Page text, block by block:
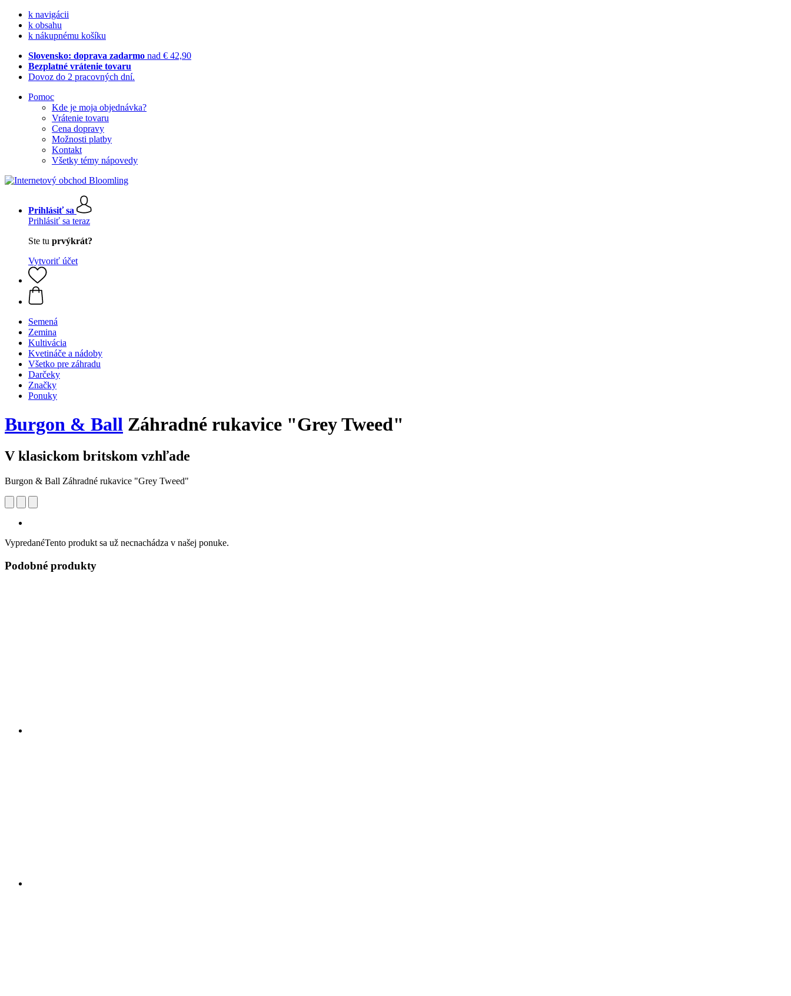
k navigácii
k obsahu
k nákupnému košíku
Slovensko: doprava zadarmo nad € 42,90
Bezplatné vrátenie tovaru
Dovoz do 2 pracovných dní.
Pomoc
Kde je moja objednávka?
Vrátenie tovaru
Cena dopravy
Možnosti platby
Kontakt
Všetky témy nápovedy
Prihlásiť sa
Prihlásiť sa teraz
Ste tu prvýkrát?
Vytvoriť účet
Semená
Zemina
Kultivácia
Kvetináče a nádoby
Všetko pre záhradu
Darčeky
Značky
Ponuky
Burgon & Ball Záhradné rukavice "Grey Tweed"
V klasickom britskom vzhľade
Burgon & Ball Záhradné rukavice "Grey Tweed"
VypredanéTento produkt sa už necnachádza v našej ponuke.
Podobné produkty